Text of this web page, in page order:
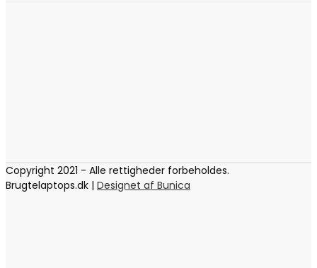
Copyright 2021 - Alle rettigheder forbeholdes.
Brugtelaptops.dk | Designet af Bunica